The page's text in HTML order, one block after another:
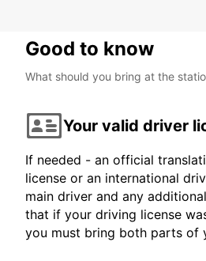
Good to know
What should you bring at the
Your valid driver
If needed - an official
license or an international
main driver and any
that if your driving license
you must bring both parts of